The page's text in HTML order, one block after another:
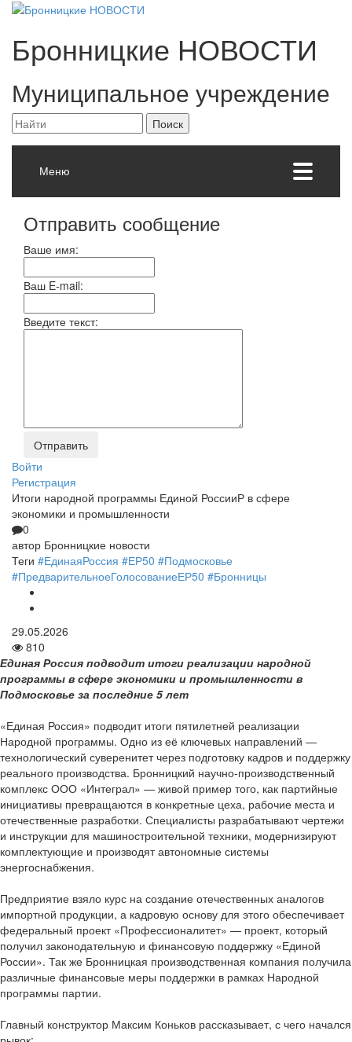
Бронницкие НОВОСТИ
Муниципальное учреждение
Меню
Отправить сообщение
Ваше имя:
Ваш E-mail:
Введите текст:
Войти
Регистрация
Итоги народной программы Единой РоссииР в сфере
экономики и промышленности
0
автор Бронницкие новости
Теги #ЕдинаяРоссия #ЕР50 #Подмосковье
#ПредварительноеГолосованиеЕР50 #Бронницы
29.05.2026
810
Единая Россия подводит итоги реализации народной
программы в сфере экономики и промышленности в
Подмосковье за последние 5 лет
«Единая Россия» подводит итоги пятилетней реализации
Народной программы. Одно из её ключевых направлений —
технологический суверенитет через подготовку кадров и поддержку
реального производства. Бронницкий научно-производственный
комплекс ООО «Интеграл» — живой пример того, как партийные
инициативы превращаются в конкретные цеха, рабочие места и
отечественные разработки. Специалисты разрабатывают чертежи
и инструкции для машиностроительной техники, модернизируют
комплектующие и производят автономные системы
энергоснабжения.
Предприятие взяло курс на создание отечественных аналогов
импортной продукции, а кадровую основу для этого обеспечивает
федеральный проект «Профессионалитет» — проект, который
получил законодательную и финансовую поддержку «Единой
России». Так же Бронницкая производственная компания получила
различные финансовые меры поддержки в рамках Народной
программы партии.
Главный конструктор Максим Коньков рассказывает, с чего начался